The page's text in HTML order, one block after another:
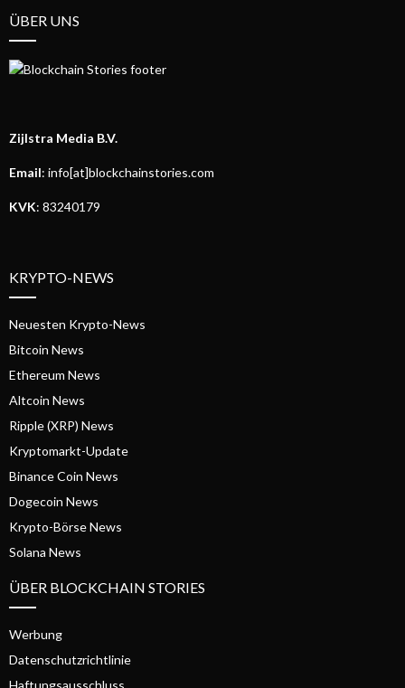
ÜBER UNS
Zijlstra Media B.V.
Email: info[at]blockchainstories.com
KVK: 83240179
KRYPTO-NEWS
Neuesten Krypto-News
Bitcoin News
Ethereum News
Altcoin News
Ripple (XRP) News
Kryptomarkt-Update
Binance Coin News
Dogecoin News
Krypto-Börse News
Solana News
ÜBER BLOCKCHAIN STORIES
Werbung
Datenschutzrichtlinie